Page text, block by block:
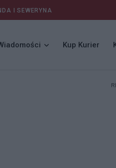
I SEWERYNA
Kup Kurier